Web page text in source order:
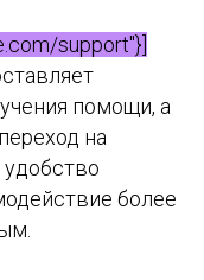
support"}]
помощи, а
на
более